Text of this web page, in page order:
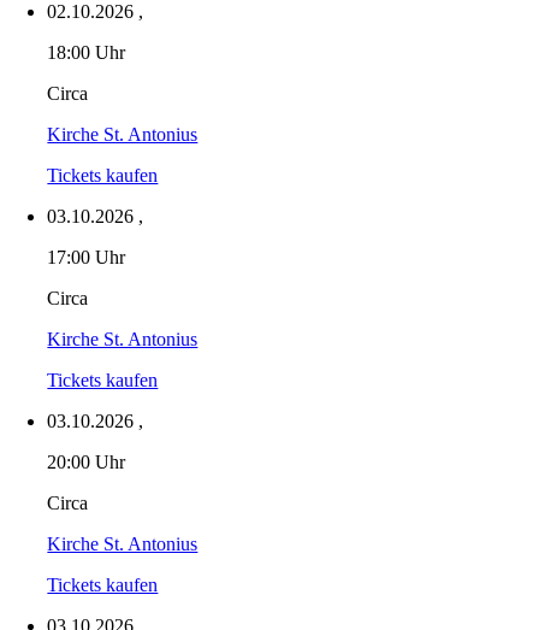
02.10.2026 ,
18:00 Uhr
Circa
Kirche St. Antonius
Tickets kaufen
03.10.2026 ,
17:00 Uhr
Circa
Kirche St. Antonius
Tickets kaufen
03.10.2026 ,
20:00 Uhr
Circa
Kirche St. Antonius
Tickets kaufen